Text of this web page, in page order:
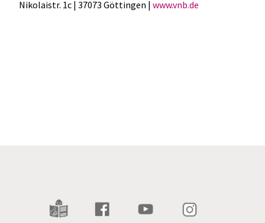
Nikolaistr. 1c | 37073 Göttingen | www.vnb.de